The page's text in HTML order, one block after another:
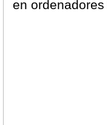
en ordenadores